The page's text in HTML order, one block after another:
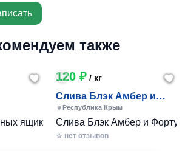
также
ящиках по 7-10 кг. Цена 80-200 руб
120 ₽/ кг
Слива Блэк Амбер и
Фортуна (Крым)
Республика Крым
Слива Блэк Амбер и
☆ нет отзывов